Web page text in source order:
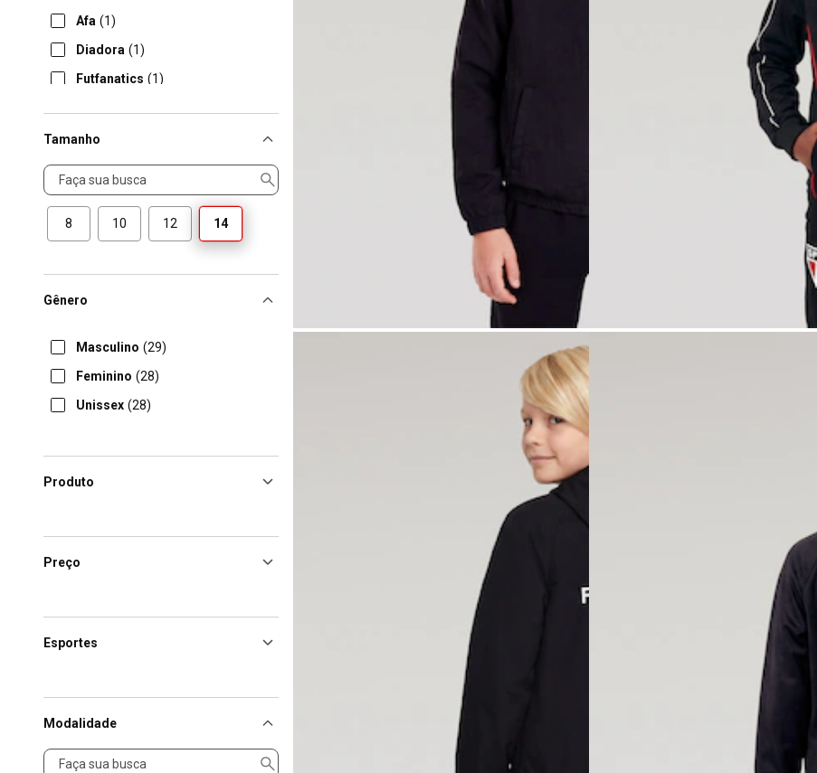
Afa (1)
Diadora (1)
Futfanatics (1)
Tamanho
Tamanho
8 10 12 14
Gênero
Masculino (29)
Feminino (28)
Unissex (28)
Produto
Preço
Esportes
Modalidade
Modalidade